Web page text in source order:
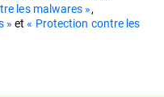
les malwares »,
» et« Protection contre les